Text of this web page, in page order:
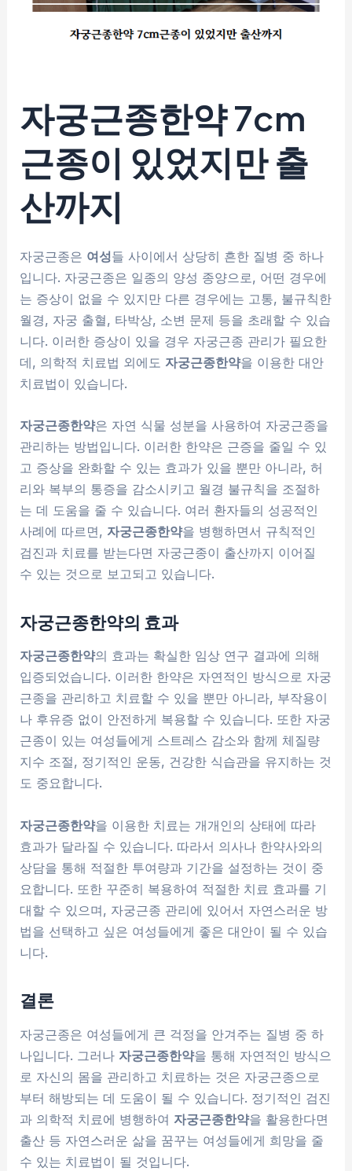
자궁근종한약7cm
근종이 있었지만 출
산까지
자궁근종은 여성들 사이에서 상당히 흔한 질병 중 하나
입니다. 자궁근종은 일종의 양성 종양으로, 어떤 경우에
는 증상이 없을 수 있지만 다른 경우에는 고통, 불규칙한
월경, 자궁 출혈, 타박상, 소변 문제 등을 초래할 수 있습
니다. 이러한 증상이 있을 경우 자궁근종 관리가 필요한
데, 의학적 치료법 외에도 자궁근종한약을 이용한 대안
치료법이 있습니다.
자궁근종한약은 자연 식물 성분을 사용하여 자궁근종을
관리하는 방법입니다. 이러한 한약은 근증을 줄일 수 있
고 증상을 완화할 수 있는 효과가 있을 뿐만 아니라, 허
리와 복부의 통증을 감소시키고 월경 불규칙을 조절하
는 데 도움을 줄 수 있습니다. 여러 환자들의 성공적인
사례에 따르면, 자궁근종한약을 병행하면서 규칙적인
검진과 치료를 받는다면 자궁근종이 출산까지 이어질
수 있는 것으로 보고되고 있습니다.
자궁근종한약의 효과
자궁근종한약의 효과는 확실한 임상 연구 결과에 의해
입증되었습니다. 이러한 한약은 자연적인 방식으로 자궁
근종을 관리하고 치료할 수 있을 뿐만 아니라, 부작용이
나 후유증 없이 안전하게 복용할 수 있습니다. 또한 자궁
근종이 있는 여성들에게 스트레스 감소와 함께 체질량
지수 조절, 정기적인 운동, 건강한 식습관을 유지하는 것
도 중요합니다.
자궁근종한약을 이용한 치료는 개개인의 상태에 따라
효과가 달라질 수 있습니다. 따라서 의사나 한약사와의
상담을 통해 적절한 투여량과 기간을 설정하는 것이 중
요합니다. 또한 꾸준히 복용하여 적절한 치료 효과를 기
대할 수 있으며, 자궁근종 관리에 있어서 자연스러운 방
법을 선택하고 싶은 여성들에게 좋은 대안이 될 수 있습
니다.
결론
자궁근종은 여성들에게 큰 걱정을 안겨주는 질병 중 하
나입니다. 그러나 자궁근종한약을 통해 자연적인 방식으
로 자신의 몸을 관리하고 치료하는 것은 자궁근종으로
부터 해방되는 데 도움이 될 수 있습니다. 정기적인 검진
과 의학적 치료에 병행하여 자궁근종한약을 활용한다면
출산 등 자연스러운 삶을 꿈꾸는 여성들에게 희망을 줄
수 있는 치료법이 될 것입니다.